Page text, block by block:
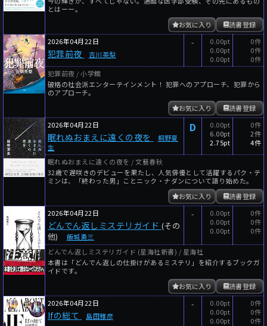
とはーー。
読書登録
お気に入り
2026年04月22日
犯罪前夜 吉川英梨
-
0.00pt
0.00pt
0.00pt
0件
0件
0件
犯罪前夜 / 小学館
破格の社会派エンターテインメント！ 犯罪へのアプローチ、犯罪から
のアプローチ。
読書登録
お気に入り
2026年04月22日
眠れぬおまえに遠くの夜を
桐野夏
生
D
0.00pt
6.00pt
2.75pt
0件
2件
4件
眠れぬおまえに遠くの夜を / 文藝春秋
32歳で遅咲きのデビューを果たし、人気俳優として活躍するパク・テ
ミンは、「終わった男」ことニック・ナダンについて語り始めた。
読書登録
お気に入り
2026年04月22日
どんでん返しミステリガイド (その
他)
飯城勇三
-
0.00pt
0.00pt
0.00pt
0件
0件
0件
どんでん返しミステリガイド (星海社新書) / 星海社
本書は「どんでん返しの仕掛けがあるミステリ」を紹介するブックガ
イドです。
読書登録
お気に入り
2026年04月22日
Ifの総て 島田雅彦
-
0.00pt
0.00pt
0.00pt
0件
0件
0件